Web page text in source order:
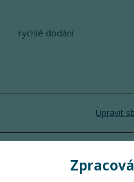
rychlé dodání
Upravit
TuTu 2024 ©